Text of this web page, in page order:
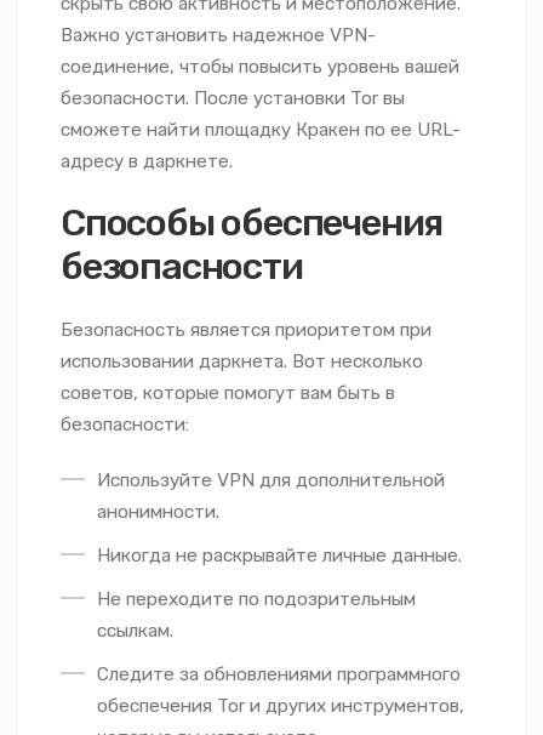
Важно установить надежное VPN-
соединение, чтобы повысить уровень вашей
безопасности. После установки Tor вы
сможете найти площадку Кракен по ее URL-
адресу в даркнете.
Способы обеспечения
безопасности
Безопасность является приоритетом при
использовании даркнета. Вот несколько
советов, которые помогут вам быть в
безопасности:
Используйте VPN для дополнительной
анонимности.
Никогда не раскрывайте личные данные.
Не переходите по подозрительным
ссылкам.
Следите за обновлениями программного
обеспечения Tor и других инструментов,